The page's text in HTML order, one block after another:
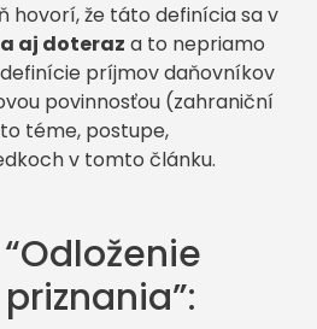
hovorí, že táto definícia sa v
aj doteraz a to nepriamo
príjmov daňovníkov
povinnosťou (zahraniční
téme, postupe,
v tomto článku.